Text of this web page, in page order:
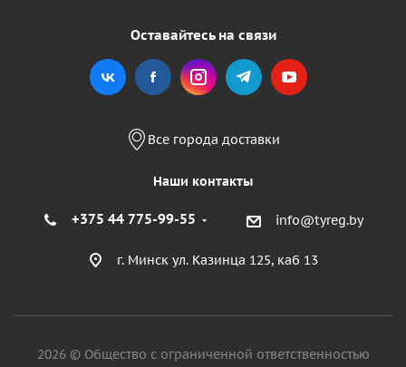
Оставайтесь на связи
Все города доставки
Наши контакты
+375 44 775-99-55 info@tyreg.by
г. Минск ул. Казинца 125, каб 13
2026 © Общество с ограниченной ответственностью